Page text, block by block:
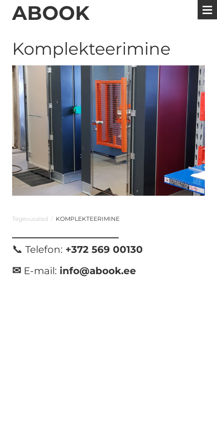
ABOOK
Komplekteerimine
Tegevusalad / KOMPLEKTEERIMINE
📞 Telefon: +372 569 00130
✉ E-mail: info@abook.ee